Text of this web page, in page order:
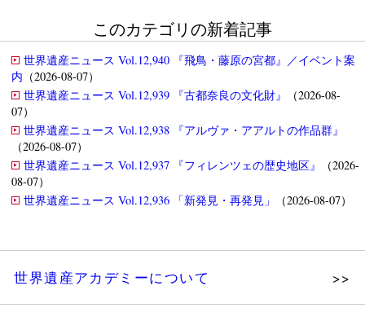
このカテゴリの新着記事
世界遺産ニュース Vol.12,940 『飛鳥・藤原の宮都』／イベント案
内 （2026-08-07）
世界遺産ニュース Vol.12,939 『古都奈良の文化財』
（2026-08-
07）
世界遺産ニュース Vol.12,938 『アルヴァ・アアルトの作品群』
（2026-08-07）
世界遺産ニュース Vol.12,937 『フィレンツェの歴史地区』
（2026-
08-07）
世界遺産ニュース Vol.12,936 「新発見・再発見」
（2026-08-07）
世界遺産アカデミーについて